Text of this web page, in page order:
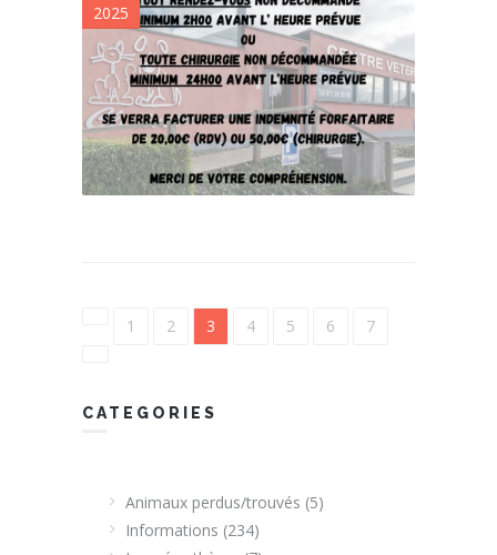
2025
1 2 3 4 5 6 7
CATEGORIES
Animaux perdus/trouvés (5)
Informations (234)